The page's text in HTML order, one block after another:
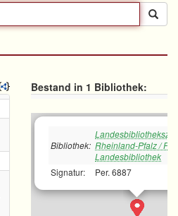
Bestand in 1 Bibliothek:
Bibliothek: Rheinland-Pfalz /
Landesbibliothek
Signatur:
Per. 6887